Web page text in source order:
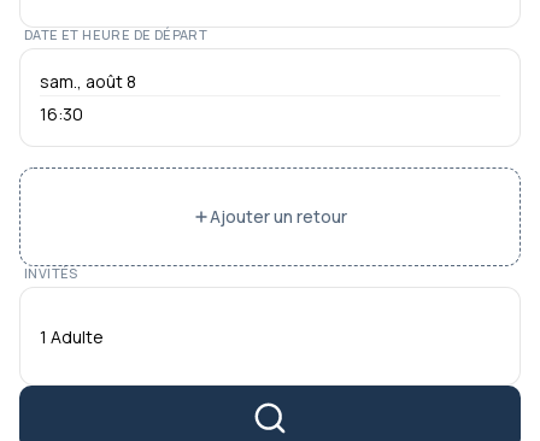
DATE ET HEURE DE DÉPART
16:30
Ajouter un retour
INVITÉS
1 Adulte